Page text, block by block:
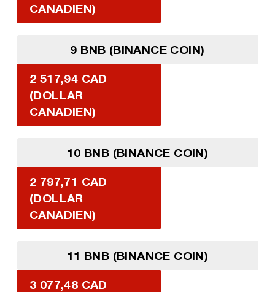
CANADIEN)
9 BNB (BINANCE COIN)
2 517,94 CAD
(DOLLAR
CANADIEN)
10 BNB (BINANCE COIN)
2 797,71 CAD
(DOLLAR
CANADIEN)
11 BNB (BINANCE COIN)
3 077,48 CAD